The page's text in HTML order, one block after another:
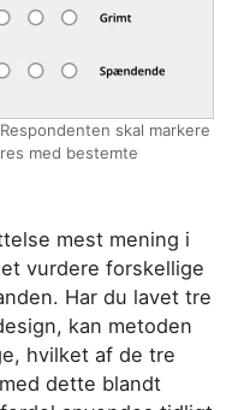
skal markere
med bestemte
mest mening i
vurdere forskellige
Har du lavet tre
kan metoden
hvilket af de tre
dette blandt